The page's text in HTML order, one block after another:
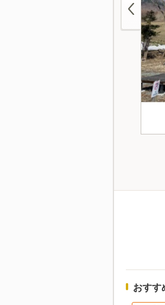
おすす